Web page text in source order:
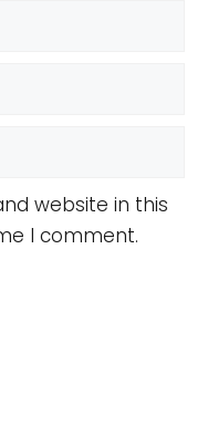
website in this
I comment.